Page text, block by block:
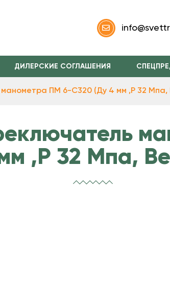
ДИЛЕРСКИЕ СОГЛАШЕНИЯ
ПМ 6-С320 (Ду 4 мм ,P 32 Мпа,
,P 32 Мпа,